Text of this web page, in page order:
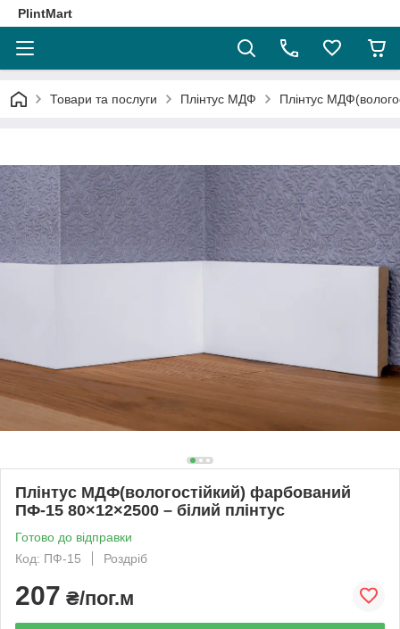
PlintMart
Товари та послуги Плінтус МДФ Плінтус
Плінтус МДФ(вологостійкий) фарбований
ПФ-15 80×12×2500 – білий плінтус
Готово до відправки
Код: ПФ-15
Роздріб
207 ₴/пог.м